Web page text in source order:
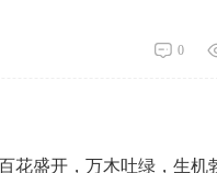
0
花盛开，万木吐绿，生机